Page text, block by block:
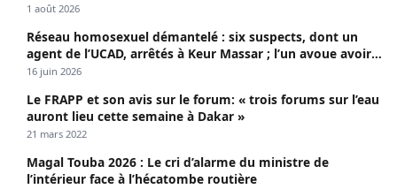
1 août 2026
Réseau homosexuel démantelé : six suspects, dont un
agent de l’UCAD, arrêtés à Keur Massar ; l’un avoue avoir
propagé le VIH depuis 2018
16 juin 2026
Le FRAPP et son avis sur le forum: « trois forums sur l’eau
auront lieu cette semaine à Dakar »
21 mars 2022
Magal Touba 2026 : Le cri d’alarme du ministre de
l’intérieur face à l’hécatombe routière